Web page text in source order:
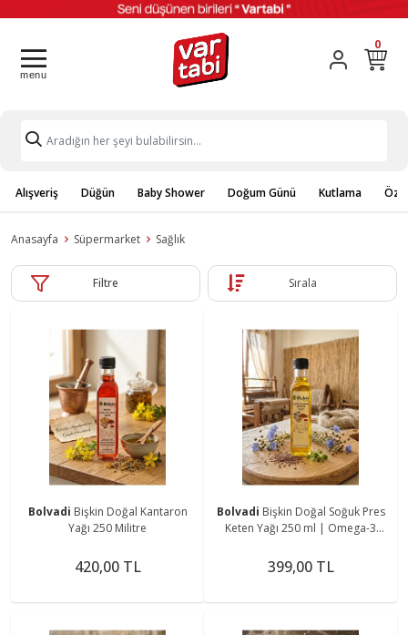
0
Alışveriş Düğün Baby Shower Doğum Günü Kutlama
Anasayfa Süpermarket Sağlık
Filtre Sırala
Bolvadi Bişkin Doğal Kantaron
Yağı 250 Militre
420,00 TL
Bolvadi Bişkin Doğal Soğuk Pres
Keten Yağı 250 ml | Omega-3
399,00 TL